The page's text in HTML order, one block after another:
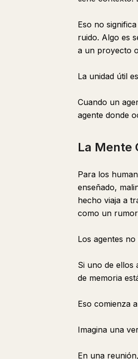
Eso no
ruido. Algo es
a un proyecto
La unidad útil
Cuando un
agente donde
La Mente
Para los
enseñado,
hecho viaja a
como un
Los agentes
Si uno de ellos
de memoria
Eso comienza
Imagina una
En una